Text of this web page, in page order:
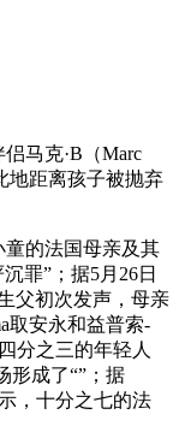
马克·B（Marc
距离孩子被抛弃
的法国母亲及其
罪”；据5月26日
父初次发声，母亲
取安永和益普索-
分之三的年轻人
形成了“”；据
，十分之七的法